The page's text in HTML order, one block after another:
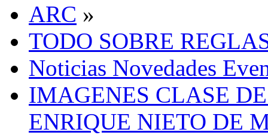
ARC »
TODO SOBRE
Noticias Novedades
IMAGENES CLASE
ENRIQUE NIETO DE